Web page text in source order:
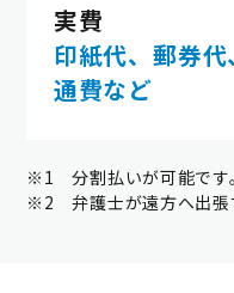
実費
印紙代、郵券
通費など
※1 分割払いが可能です。
※2 弁護士が遠方へ出張